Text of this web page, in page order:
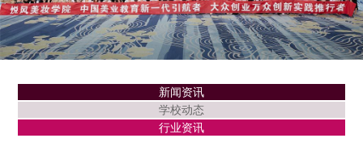
新闻资讯
学校动态
行业资讯